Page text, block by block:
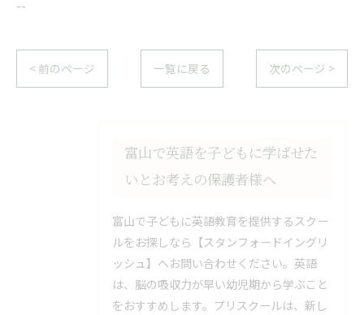
--
< 前のページ 一覧に戻る 次のページ >
富山で英語を子どもに学ばせた
いとお考えの保護者様へ
富山で子どもに英語教育を提供するスクー
ルをお探しなら【スタンフォードイングリ
ッシュ】へお問い合わせください。英語
は、脳の吸収力が早い幼児期から学ぶこと
をおすすめします。プリスクールは、新し